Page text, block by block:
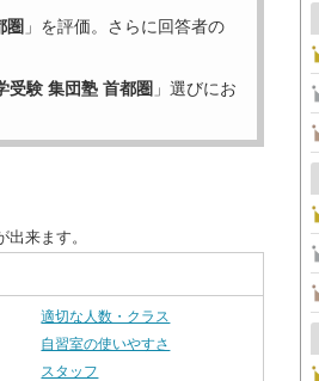
圏 」を評価。さらに回答者の
受験 集団塾 首都圏 」選びにお
来ます。
適切な人数・クラス
自習室の使いやすさ
スタッフ